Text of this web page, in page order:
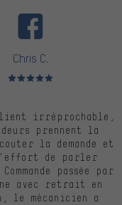
Chris C.
Note moyenne : 5 sur 5
irréprochable,
prennent la
la demande et
de parler
passée par
avec retrait en
le mécanicien a